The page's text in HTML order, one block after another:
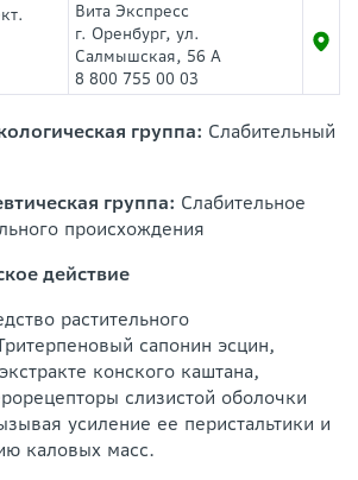
Вита Экспресс
г. Оренбург, ул.
Салмышская, 56 А
8 800 755 00 03
группа: Слабительный
группа: Слабительное
происхождения
действие
растительного
сапонин эсцин,
конского каштана,
слизистой оболочки
усиление ее перистальтики и
каловых масс.